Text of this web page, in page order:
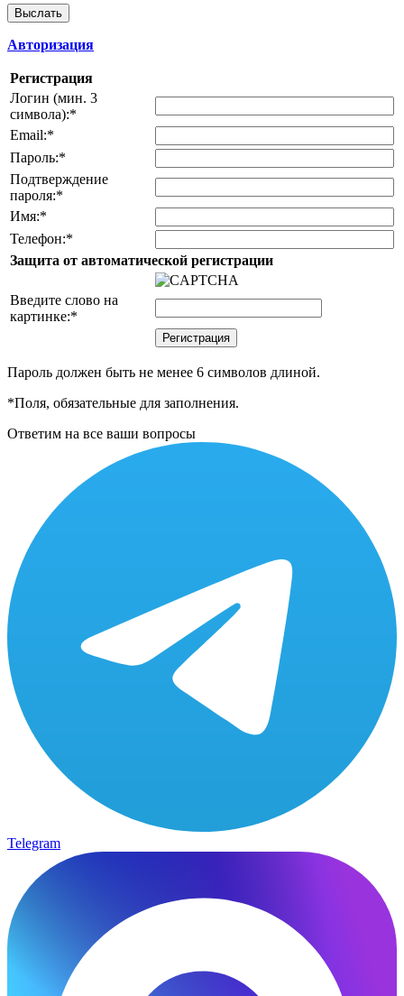
Авторизация
Регистрация
Логин (мин. 3
символа):*
Email:*
Пароль:*
Подтверждение
пароля:*
Имя:*
Телефон:*
Защита от автоматической регистрации
Введите слово на
картинке:*
Пароль должен быть не менее 6 символов длиной.
*Поля, обязательные для заполнения.
Ответим на все ваши вопросы
Telegram